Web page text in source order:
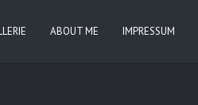
ABOUT ME IMPRESSUM